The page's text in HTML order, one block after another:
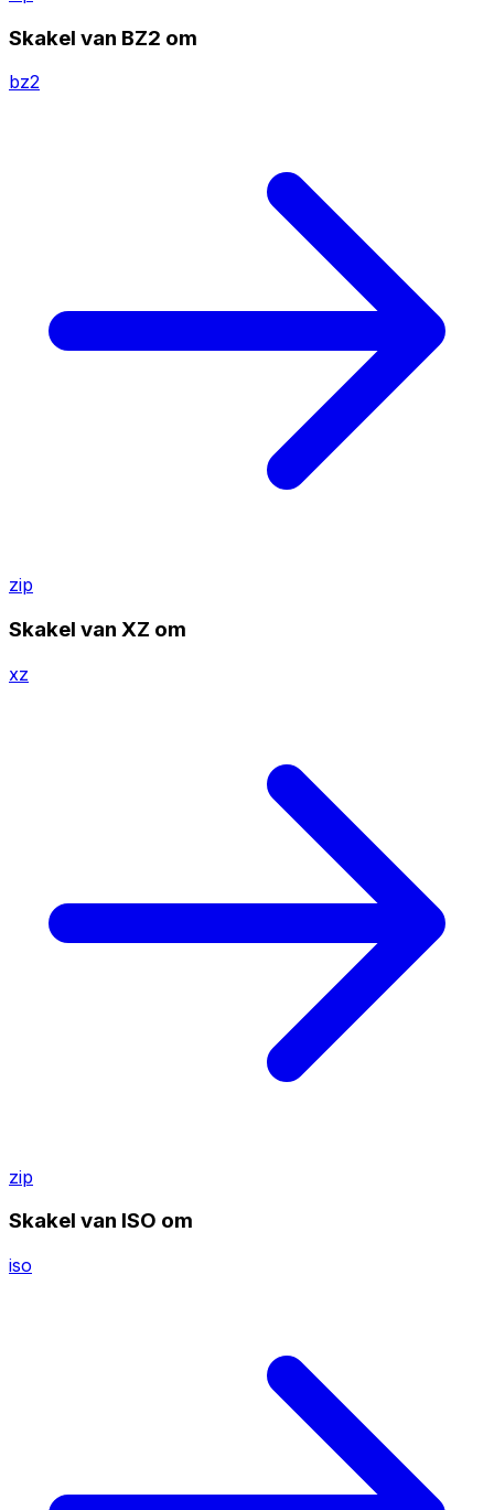
Skakel van BZ2 om
bz2
zip
Skakel van XZ om
xz
zip
Skakel van ISO om
iso